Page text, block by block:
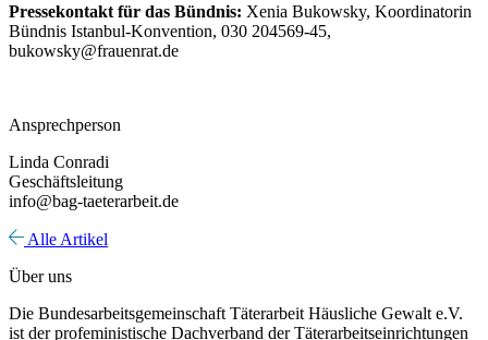
Pressekontakt für das Bündnis: Xenia Bukowsky, Koordinatorin
Bündnis Istanbul-Konvention, 030 204569-45,
bukowsky@frauenrat.de
Ansprechperson
Linda Conradi
Geschäftsleitung
info@bag-taeterarbeit.de
Alle Artikel
Über uns
Die Bundesarbeitsgemeinschaft Täterarbeit Häusliche Gewalt e.V.
ist der profeministische Dachverband der Täterarbeitseinrichtungen